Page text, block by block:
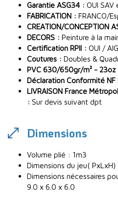
Garantie ASG34 : OUI SAV
FABRICATION : FRANCO/
CREATION/CONCEPTION
DECORS : Peinture à la
Certification RPII : OUI / AIG
Coutures : Doubles &
PVC 630/650gr/m² -
Déclaration Conformité
LIVRAISON France
: Sur devis suivant dpt
Dimensions
Volume plié : 1m3
Dimensions du jeu( PxLxH)
Dimensions nécessaires
9.0 x 6.0 x 6.0